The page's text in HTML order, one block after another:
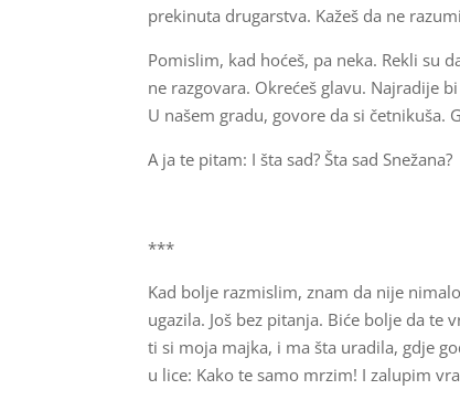
prekinuta drugarstva. Kažeš da ne
Pomislim, kad hoćeš, pa neka. Rekli su
ne razgovara. Okrećeš glavu. Najradije
U našem gradu, govore da si četnikuša.
A ja te pitam: I šta sad? Šta sad Snežana?
***
Kad bolje razmislim, znam da nije
ugazila. Još bez pitanja. Biće bolje da
ti si moja majka, i ma šta uradila, gdje
u lice: Kako te samo mrzim! I zalupim